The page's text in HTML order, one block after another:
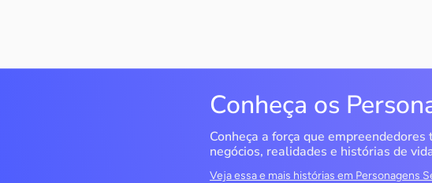
Conheça os
Conheça a força que
negócios, realidades e histórias de
Veja essa e mais histórias em Personagens